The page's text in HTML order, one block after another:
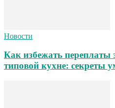
Новости
Как избежать переплаты
типовой кухне: секреты